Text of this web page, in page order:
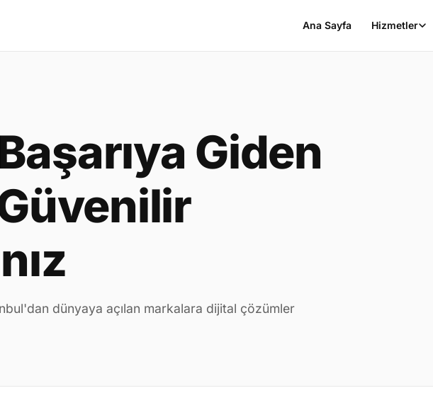
Ana Sayfa Hizmetler
Giden
dünyaya açılan markalara dijital çözümler